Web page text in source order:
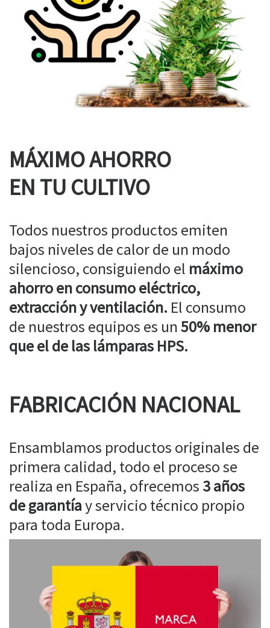
MÁXIMO AHORRO
EN TU CULTIVO
Todos nuestros productos emiten
bajos niveles de calor de un modo
silencioso, consiguiendo el máximo
ahorro en consumo eléctrico,
extracción y ventilación. El consumo
de nuestros equipos es un50% menor
que el de las lámparas HPS.
FABRICACIÓN NACIONAL
Ensamblamos productos originales de
primera calidad, todo el proceso se
realiza en España, ofrecemos 3 años
de garantíay servicio técnico propio
para toda Europa.